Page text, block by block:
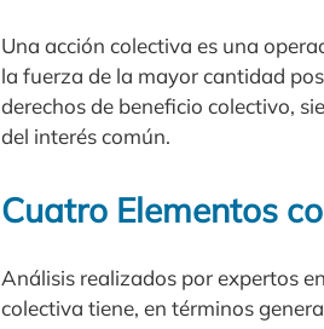
Una acción colectiva es una
la fuerza de la mayor cantidad
derechos de beneficio colectivo,
del interés común.
Cuatro Elementos
Análisis realizados por expertos
colectiva tiene, en términos